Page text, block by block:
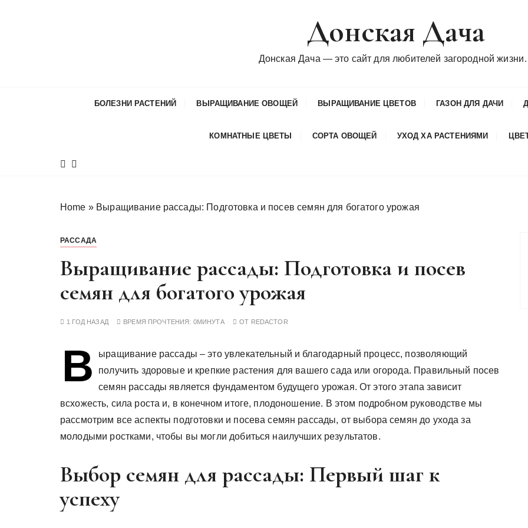
Донская Дача
Донская Дача — это сайт для любителей загородной
БОЛЕЗНИ РАСТЕНИЙ ВЫРАЩИВАНИЕ ОВОЩЕЙ ВЫРАЩИВАНИЕ ЦВЕТОВ ГАЗОН ДЛЯ ДАЧИ
КОМНАТНЫЕ ЦВЕТЫ СОРТА ОВОЩЕЙ УХОД ХА РАСТЕНИЯМИ
Home » Выращивание рассады: Подготовка и посев семян для богатого урожая
РАССАДА
Выращивание рассады: Подготовка и посев
семян для богатого урожая
1 ГОД НАЗАД ВРЕМЯ ПРОЧТЕНИЯ: 0МИНУТА ОТ REDACTOR
В
ыращивание рассады – это увлекательный и благодарный процесс, позволяющий
получить здоровые и крепкие растения для вашего сада или огорода. Правильный посев
семян рассады является фундаментом будущего урожая. От этого этапа зависит
всхожесть, сила роста и, в конечном итоге, плодоношение. В этом подробном руководстве мы
рассмотрим все аспекты подготовки и посева семян рассады, от выбора семян до ухода за
молодыми ростками, чтобы вы могли добиться наилучших результатов.
Выбор семян для рассады: Первый шаг к
успеху